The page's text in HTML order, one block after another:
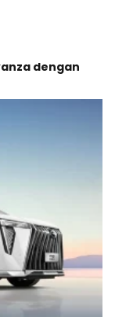
dengan